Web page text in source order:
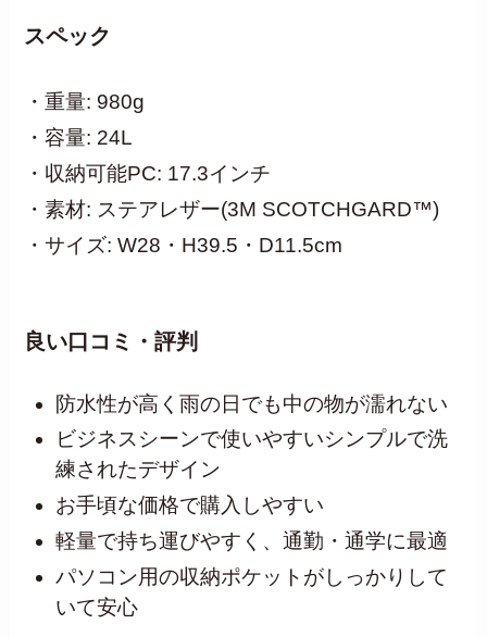
スペック
・重量: 980g
・容量: 24L
・収納可能PC: 17.3インチ
・素材: ステアレザー(3M SCOTCHGARD™)
・サイズ: W28・H39.5・D11.5cm
良い口コミ・評判
防水性が高く雨の日でも中の物が濡れない
ビジネスシーンで使いやすいシンプルで洗
練されたデザイン
お手頃な価格で購入しやすい
軽量で持ち運びやすく、通勤・通学に最適
パソコン用の収納ポケットがしっかりして
いて安心